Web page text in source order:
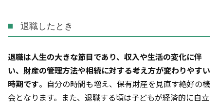
退職したとき
退職は人生の大きな節目であり、収入や生活の変化に伴
い、財産の管理方法や相続に対する考え方が変わりやすい
時期です。自分の時間も増え、保有財産を見直す絶好の機
会となります。また、退職する頃は子どもが経済的に自立